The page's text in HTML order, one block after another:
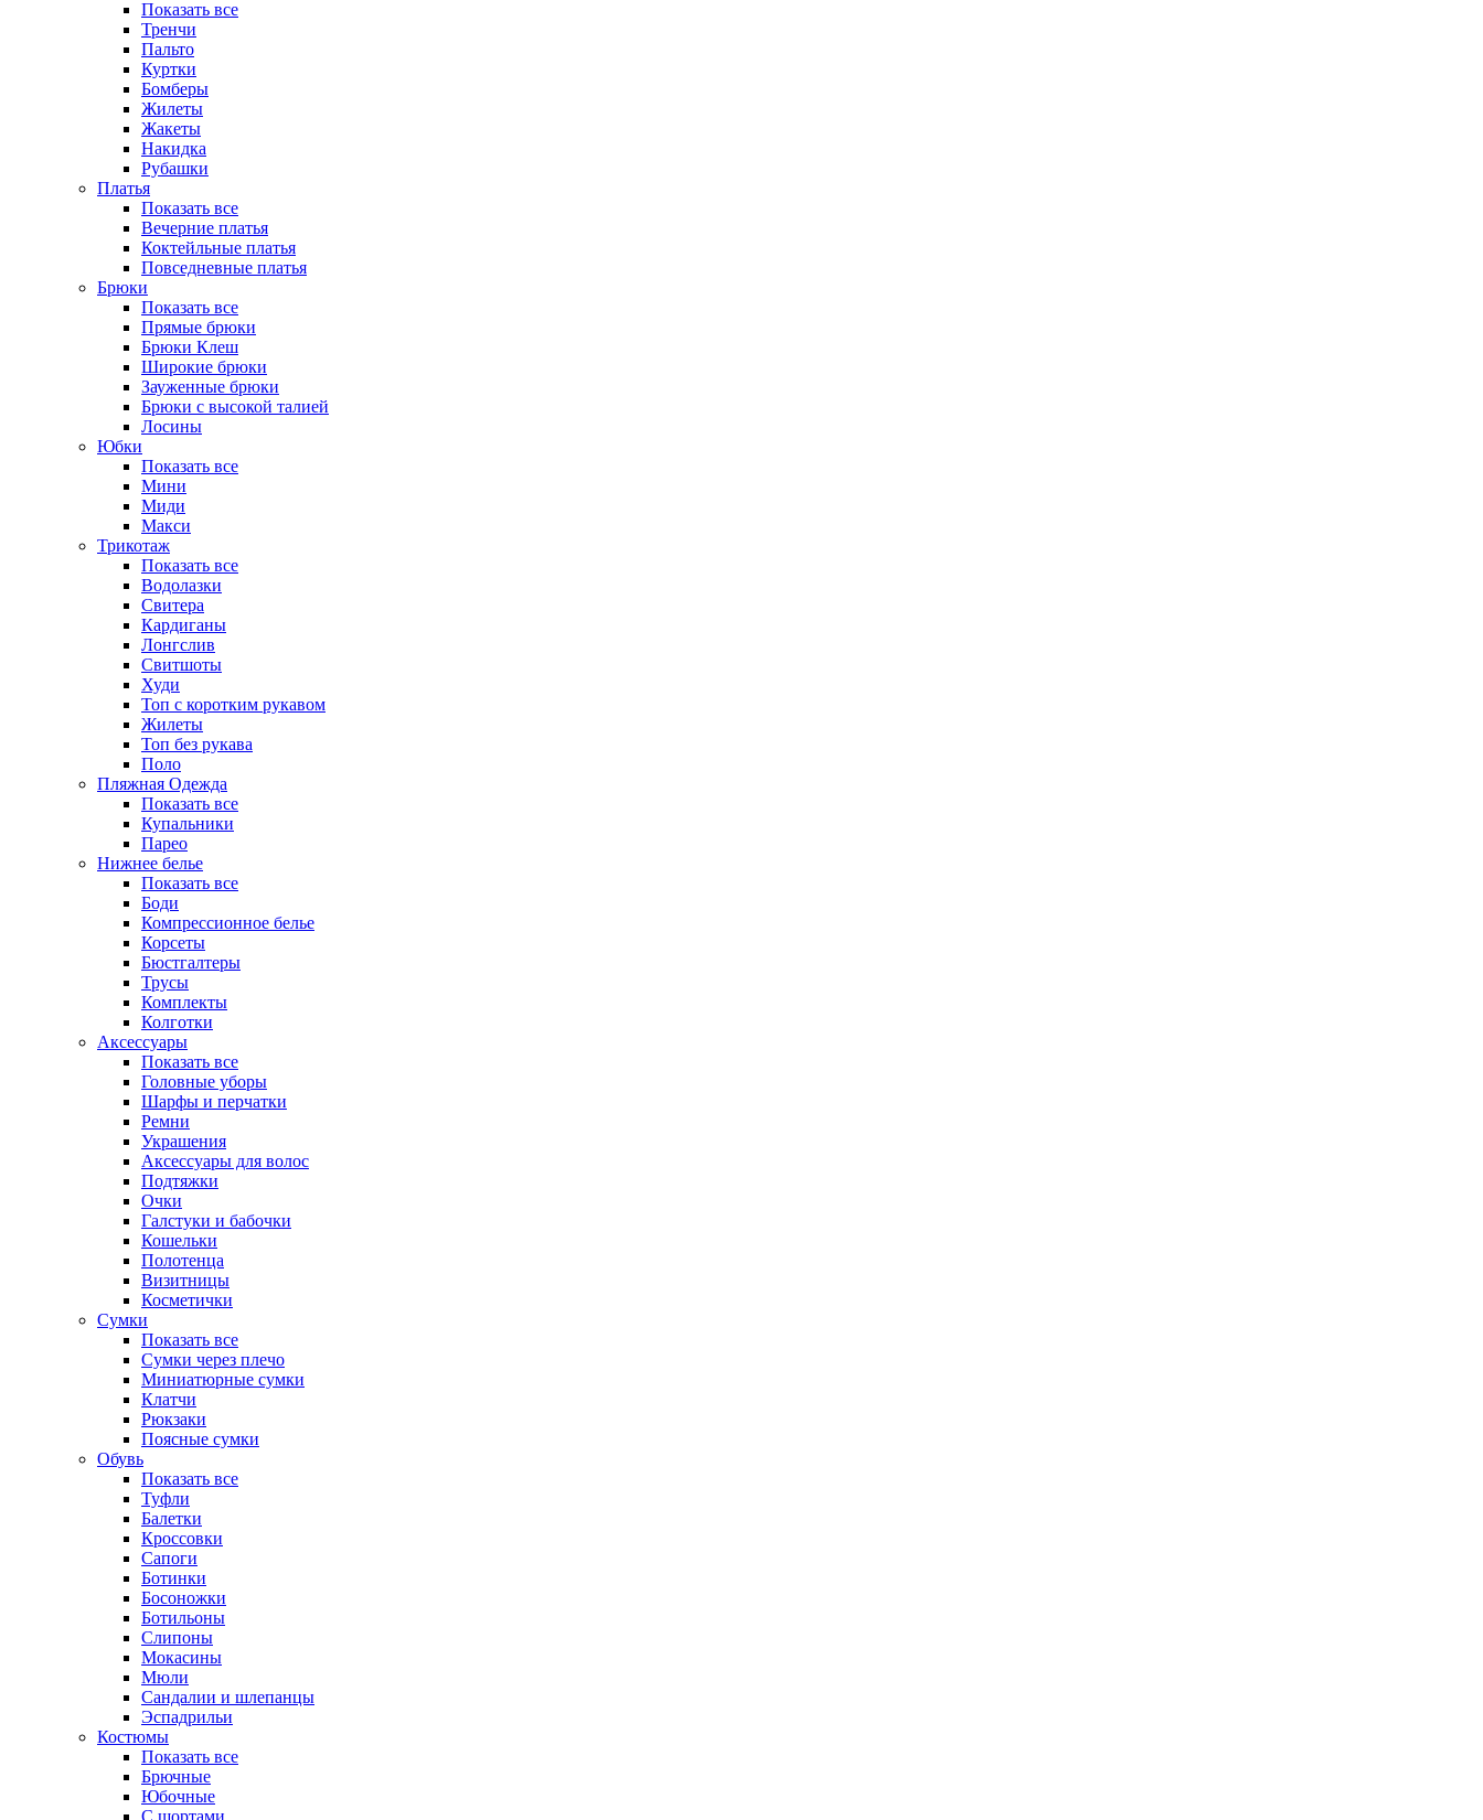
Показать все
Тренчи
Пальто
Куртки
Бомберы
Жилеты
Жакеты
Накидка
Рубашки
Платья
Показать все
Вечерние платья
Коктейльные платья
Повседневные платья
Брюки
Показать все
Прямые брюки
Брюки Клеш
Широкие брюки
Зауженные брюки
Брюки с высокой талией
Лосины
Юбки
Показать все
Мини
Миди
Макси
Трикотаж
Показать все
Водолазки
Свитера
Кардиганы
Лонгслив
Свитшоты
Худи
Топ с коротким рукавом
Жилеты
Топ без рукава
Поло
Пляжная Одежда
Показать все
Купальники
Парео
Нижнее белье
Показать все
Боди
Компрессионное белье
Корсеты
Бюстгалтеры
Трусы
Комплекты
Колготки
Аксессуары
Показать все
Головные уборы
Шарфы и перчатки
Ремни
Украшения
Аксессуары для волос
Подтяжки
Очки
Галстуки и бабочки
Кошельки
Полотенца
Визитницы
Косметички
Сумки
Показать все
Сумки через плечо
Миниатюрные cумки
Клатчи
Рюкзаки
Поясные сумки
Обувь
Показать все
Туфли
Балетки
Кроссовки
Сапоги
Ботинки
Босоножки
Ботильоны
Слипоны
Мокасины
Мюли
Сандалии и шлепанцы
Эспадрильи
Костюмы
Показать все
Брючные
Юбочные
С шортами